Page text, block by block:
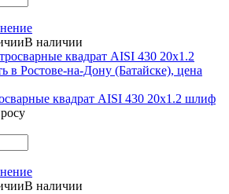
В наличии
квадрат AISI 430 20x1.2 шлиф
В наличии